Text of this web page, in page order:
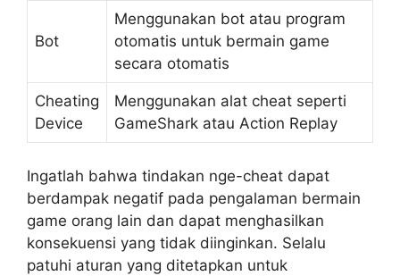
Bot
Menggunakan bot atau program
otomatis untuk bermain game
secara otomatis
Cheating
Device
Menggunakan alat cheat seperti
GameShark atau Action Replay
Ingatlah bahwa tindakan nge-cheat dapat
berdampak negatif pada pengalaman bermain
game orang lain dan dapat menghasilkan
konsekuensi yang tidak diinginkan. Selalu
patuhi aturan yang ditetapkan untuk